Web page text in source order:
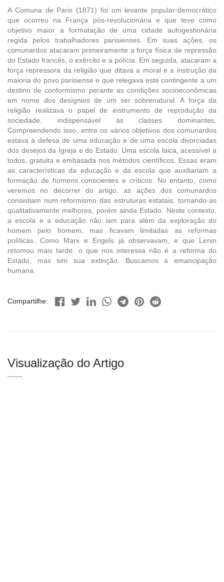
A Comuna de Paris (1871) foi um levante popular-democrático
que ocorreu na França pós-revolucionária e que teve como
objetivo maior a formatação de uma cidade autogestionária
regida pelos trabalhadores parisienses. Em suas ações, os
comunardos atacaram primeiramente a força física de repressão
do Estado francês, o exército e a polícia. Em seguida, atacaram a
força repressora da religião que ditava a moral e a instrução da
maioria do povo parisiense e que relegava este contingente a um
destino de conformismo perante as condições socioeconômicas
em nome dos desígnios de um ser sobrenatural. A força da
religião realizava o papel de instrumento de reprodução da
sociedade, indispensável às classes dominantes.
Compreendendo isso, entre os vários objetivos dos comunardos
estava à defesa de uma educação e de uma escola divorciadas
dos desejos da Igreja e do Estado. Uma escola laica, acessível a
todos, gratuita e embasada nos métodos científicos. Essas eram
as características da educação e da escola que auxiliariam a
formação de homens conscientes e críticos. No entanto, como
veremos no decorrer do artigo, as ações dos comunardos
consistiam num reformismo das estruturas estatais, tornando-as
qualitativamente melhores, porém ainda Estado. Neste contexto,
a escola e a educação não iam para além da exploração do
homem pelo homem, mas ficavam limitadas as reformas
políticas. Como Marx e Engels já observavam, e que Lenin
retomou mais tarde: o que nos interessa não é a reforma do
Estado, mas sim sua extinção. Buscamos a emancipação
humana.
Compartilhe:
Visualização do Artigo